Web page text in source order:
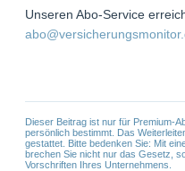
Unseren Abo-Service
Dieser Beitrag ist nur für Premium-
persönlich bestimmt. Das
gestattet. Bitte bedenken Sie: Mit
brechen Sie nicht nur das Gesetz,
Vorschriften Ihres Unternehmens.